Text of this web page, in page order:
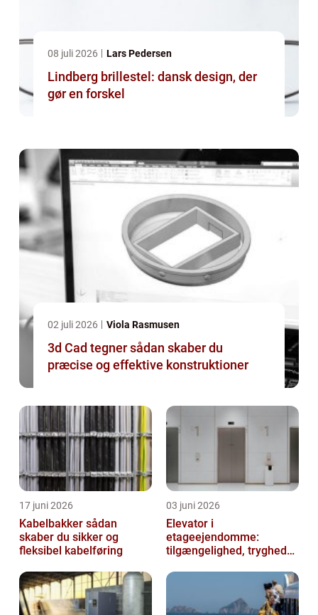
08 juli 2026 Lars Pedersen
Lindberg brillestel: dansk design, der
gør en forskel
02 juli 2026 Viola Rasmusen
3d Cad tegner sådan skaber du
præcise og effektive konstruktioner
17 juni 2026
Kabelbakker sådan
skaber du sikker og
fleksibel kabelføring
03 juni 2026
Elevator i
etageejendomme:
tilgængelighed, tryghed